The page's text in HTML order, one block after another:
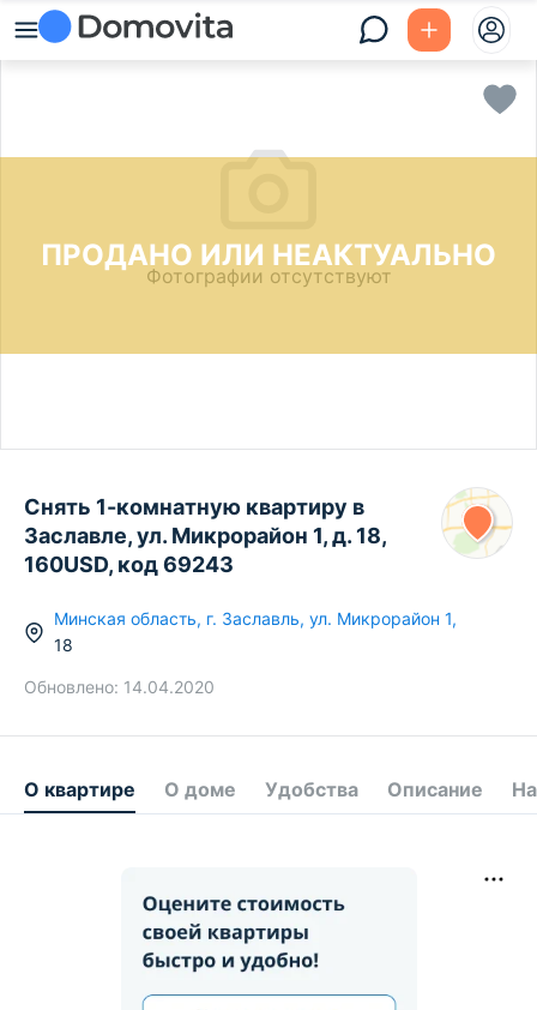
ПРОДАНО ИЛИ НЕАКТУАЛЬНО
Фотографии отсутствуют
Снять 1-комнатную квартиру в
Заславле, ул. Микрорайон 1, д. 18,
160USD, код 69243
Минская область, г. Заславль, ул. Микрорайон 1,
18
Обновлено: 14.04.2020
О квартире О доме Удобства Описание